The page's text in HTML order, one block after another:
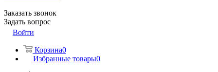
Заказать звонок
Задать вопрос
Войти
Корзина0
Избранные товары0